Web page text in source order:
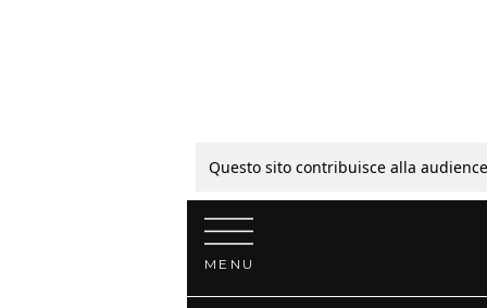
Questo sito contribuisce alla
Vai al contenuto
MENU